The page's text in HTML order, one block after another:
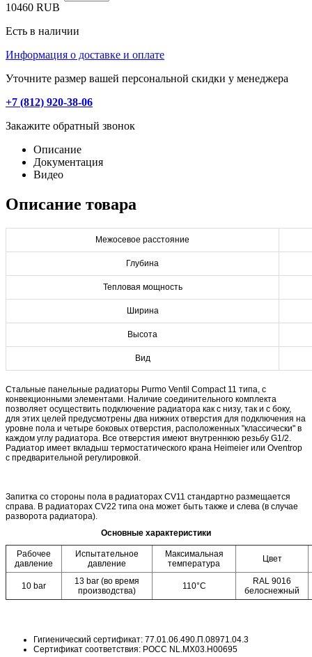
10460 RUB
Есть в наличии
Информация о доставке и оплате
Уточните размер вашей персональной скидки у менеджера
+7 (812) 920-38-06
Закажите обратный звонок
Описание
Документация
Видео
Описание товара
Межосевое расстояние
Глубина
Тепловая мощность
Ширина
Высота
Вид
Стальные панельные радиаторы Purmo Ventil Compact 11 типа, с
конвекционными элементами. Наличие соединительного комплекта
позволяет осуществить подключение радиатора как с низу, так и с боку,
для этих целей предусмотрены два нижних отверстия для подключения на
уровне пола и четыре боковых отверстия, расположенных "классически" в
каждом углу радиатора. Все отверстия имеют внутреннюю резьбу G1/2.
Радиатор имеет вкладыш термостатического крана Heimeier или Oventrop
с предварительной регулировкой.
Запитка со стороны пола в радиаторах CV11 стандартно размещается
справа. В радиаторах CV22 типа она может быть также и слева (в случае
разворота радиатора).
Основные характеристики
Рабочее
давление
Испытательное
давление
Максимальная
температура
Цвет
10 bar
13 bar (во время
производства)
110°C
RAL 9016
белоснежный
Гигиенический сертификат: 77.01.06.490.П.08971.04.3
Сертификат соответствия: POCC NL.MX03.H00695